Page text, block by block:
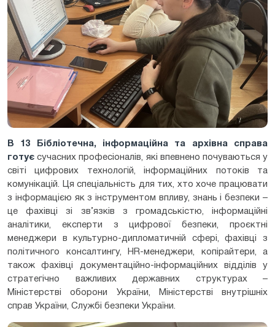
В 13 Бібліотечна, інформаційна та архівна справа
готує сучасних професіоналів, які впевнено почуваються у
світі цифрових технологій, інформаційних потоків та
комунікацій. Ця спеціальність для тих, хто хоче працювати
з інформацією як з інструментом впливу, знань і безпеки –
це фахівці зі зв’язків з громадськістю, інформаційні
аналітики, експерти з цифрової безпеки, проєктні
менеджери в культурно-дипломатичній сфері, фахівці з
політичного консалтингу, HR-менеджери, копірайтери, а
також фахівці документаційно-інформаційних відділів у
стратегічно важливих державних структурах –
Міністерстві оборони України, Міністерстві внутрішніх
справ України, Службі безпеки України.